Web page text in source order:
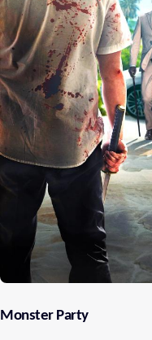
Monster Party